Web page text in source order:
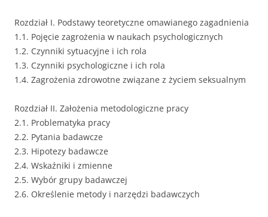
Rozdział I. Podstawy teoretyczne omawianego zagadnienia
1.1. Pojęcie zagrożenia w naukach psychologicznych
1.2. Czynniki sytuacyjne i ich rola
1.3. Czynniki psychologiczne i ich rola
1.4. Zagrożenia zdrowotne związane z życiem seksualnym
Rozdział II. Założenia metodologiczne pracy
2.1. Problematyka pracy
2.2. Pytania badawcze
2.3. Hipotezy badawcze
2.4. Wskaźniki i zmienne
2.5. Wybór grupy badawczej
2.6. Określenie metody i narzędzi badawczych